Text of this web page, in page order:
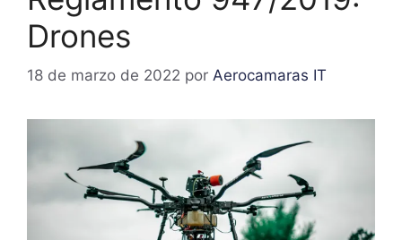
Drones
18 de marzo de 2022 por Aerocamaras IT